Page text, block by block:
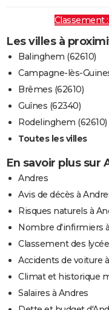
Classement
Les villes à
Balinghem (62610)
Campagne-lès-
Brêmes (62610)
Guînes (62340)
Rodelinghem (62610)
Toutes les villes
En savoir plus sur
Andres
Avis de décès à
Risques naturels à
Nombre d'infirmiers
Classement des
Accidents de voiture
Climat et historique
Salaires à Andres